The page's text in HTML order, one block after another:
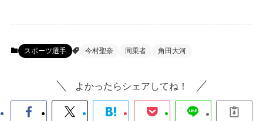
スポーツ選手 今村聖奈 同乗者 角田大河
よかったらシェアしてね！